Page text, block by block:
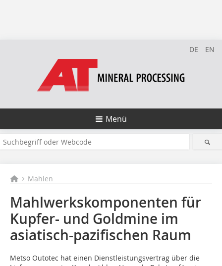
DE EN
Menü
Mahlen
Mahlwerkskomponenten für
Kupfer- und Goldmine im
asiatisch-pazifischen Raum
Metso Outotec hat einen Dienstleistungsvertrag über die